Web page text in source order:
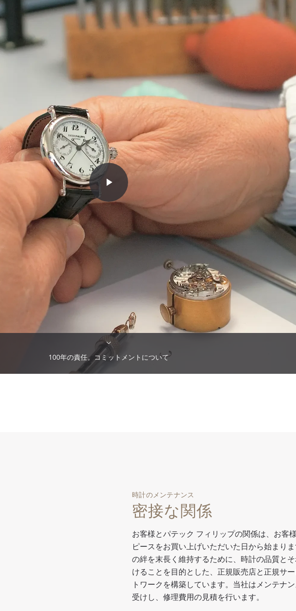
100年の責任。コミットメントについて
時計のメンテナンス
密接な関係
お客様とパテック フィリップの関係は、お客
ピースをお買い上げいただいた日から始まり
の絆を末長く維持するために、時計の品質と
けることを目的とした、正規販売店と正規サ
トワークを構築しています。当社はメンテナ
受けし、修理費用の見積を行います。